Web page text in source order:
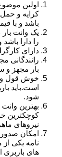
اولین
کرایه و حمل
باشد و با
یک وانت
را دارا
دارای
رانندگانی
بار مجهز و
خوش قول و
است.باید
شود.
بهترین
کوچکترین
نیروهای
امکان صدور
نامه یکی
های